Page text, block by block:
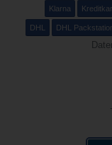
Klarna
DHL DHL